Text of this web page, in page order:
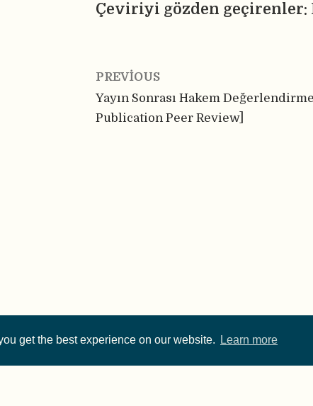
get the best experience on our website. Learn more
Çeviriyi gözden geçirenler:
PREVIOUS
Yayın Sonrası Hakem
Publication Peer Review]